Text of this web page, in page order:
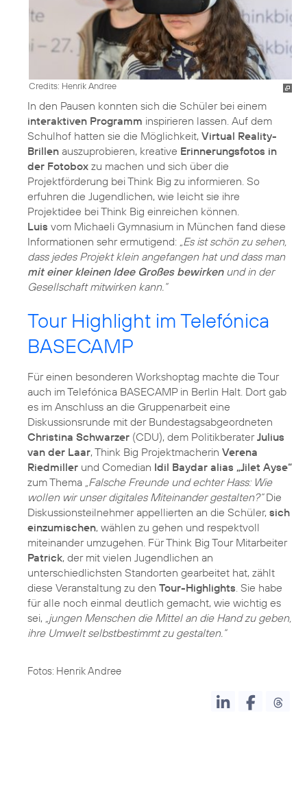
Credits: Henrik Andree
In den Pausen konnten sich die Schüler bei einem
interaktiven Programm inspirieren lassen. Auf dem
Schulhof hatten sie die Möglichkeit, Virtual Reality-
Brillen auszuprobieren, kreative Erinnerungsfotos in
der Fotobox zu machen und sich über die
Projektförderung bei Think Big zu informieren. So
erfuhren die Jugendlichen, wie leicht sie ihre
Luis vom Michaeli Gymnasium in München fand diese
Informationen sehr ermutigend: „Es ist schön zu sehen,
dass jedes Projekt klein angefangen hat und dass man
mit einer kleinen Idee Großes bewirkenund in der
Gesellschaft mitwirken kann.“
Tour Highlight im Telefónica
BASECAMP
Für einen besonderen Workshoptag machte die Tour
auch im Telefónica BASECAMP in Berlin Halt. Dort gab
es im Anschluss an die Gruppenarbeit eine
Diskussionsrunde mit der Bundestagsabgeordneten
Christina Schwarzer (CDU), dem PolitikberaterJulius
van der Laar, Think Big Projektmacherin Verena
Riedmiller und Comedian Idil Baydar alias „Jilet Ayse“
zum Thema „Falsche Freunde und echter Hass: Wie
wollen wir unser digitales Miteinander gestalten?“Die
Diskussionsteilnehmer appellierten an die Schüler, sich
einzumischen, wählen zu gehen und respektvoll
miteinander umzugehen. Für Think Big Tour Mitarbeiter
Patrick, der mit vielen Jugendlichen an
unterschiedlichsten Standorten gearbeitet hat, zählt
diese Veranstaltung zu den Tour-Highlights . Sie habe
für alle noch einmal deutlich gemacht, wie wichtig es
sei, „jungen Menschen die Mittel an die Hand zu geben,
ihre Umwelt selbstbestimmt zu gestalten.“
Fotos: Henrik Andree